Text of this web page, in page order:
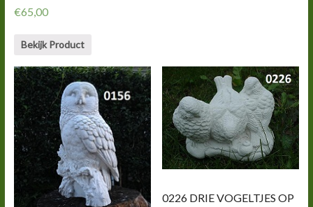
€65,00
Bekijk Product
0226 DRIE VOGELTJES OP